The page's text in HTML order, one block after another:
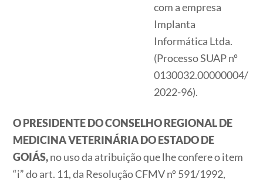
com a empresa
Implanta
Informática Ltda.
(Processo SUAP nº
0130032.00000004/
2022-96).
O PRESIDENTE DO CONSELHO REGIONAL DE
MEDICINA VETERINÁRIA DO ESTADO DE
GOIÁS,no uso da atribuição que lhe confere o item
“i” do art. 11, da Resolução CFMV nº 591/1992,